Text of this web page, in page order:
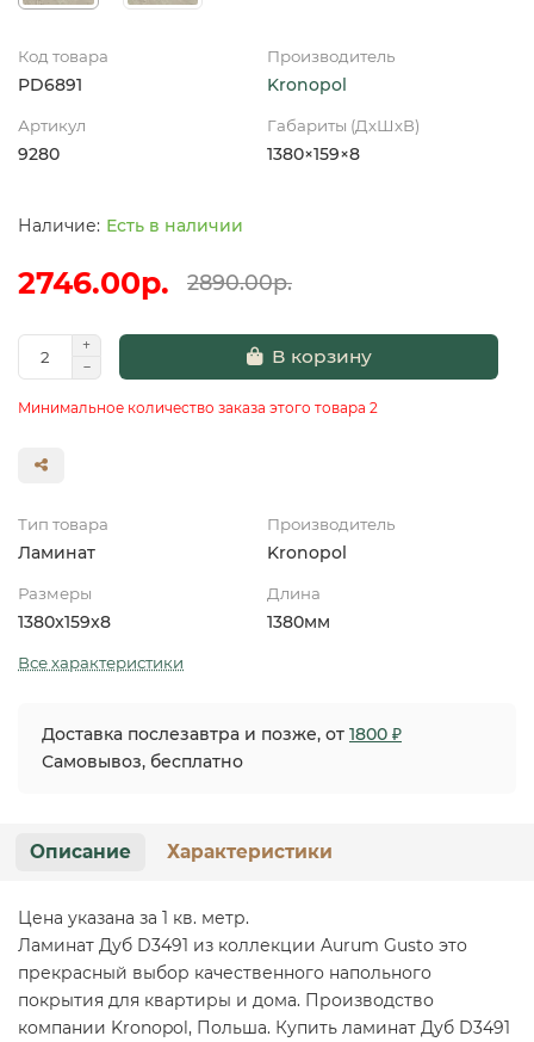
Код товара
PD6891
Производитель
Kronopol
Артикул
9280
Габариты (ДхШхВ)
1380×159×8
Есть в наличии
2746.00р. 2890.00р.
В корзину
Минимальное количество заказа этого товара 2
Тип товара
Ламинат
Производитель
Kronopol
Размеры
1380x159x8
Длина
1380мм
Все характеристики
Доставка послезавтра и позже, от 1800 ₽
Самовывоз, бесплатно
Описание Характеристики
Цена указана за 1 кв. метр.
Ламинат Дуб D3491 из коллекции Aurum Gusto это
прекрасный выбор качественного напольного
покрытия для квартиры и дома. Производство
компании Kronopol, Польша. Купить ламинат Дуб D3491